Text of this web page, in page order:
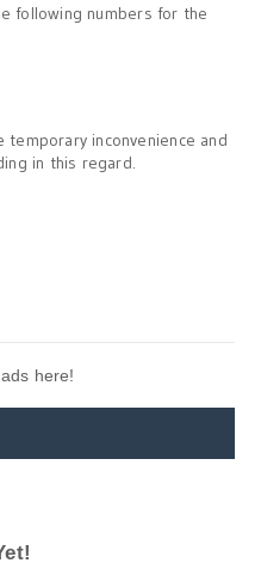
following numbers for the
inconvenience and
in this regard.
here!